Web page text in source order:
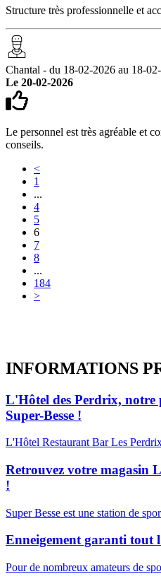
Structure très professionnelle et
Chantal - du 18-02-2026 au 18-
Le 20-02-2026
Le personnel est très agréable et
conseils.
<
1
...
4
5
6
7
8
...
184
>
INFORMATIONS
L'Hôtel des Perdrix, notre
Super-Besse !
L'Hôtel Restaurant Bar Les
Retrouvez votre magasin
!
Super Besse est une station de
Enneigement garanti tout
Pour de nombreux amateurs de